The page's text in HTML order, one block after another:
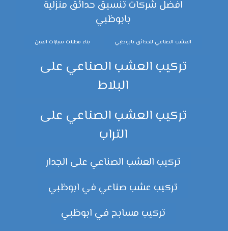
افضل شركات تنسيق حدائق منزلية
بابوظبي
العشب الصناعي للحدائق بابوظبي بناء مظلات سيارات العين
تركيب العشب الصناعي على
البلاط
تركيب العشب الصناعي على
التراب
تركيب العشب الصناعي على الجدار
تركيب عشب صناعي في ابوظبي
تركيب مسابح في ابوظبي